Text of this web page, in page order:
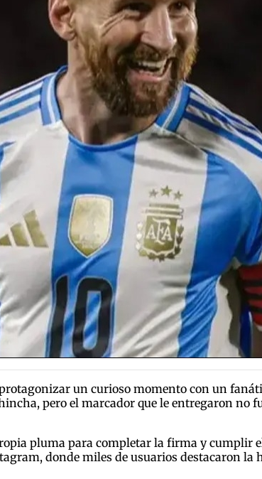
un curioso momento con un
pero el marcador que le entregaron no
pluma para completar la firma y cumplir
donde miles de usuarios destacaron